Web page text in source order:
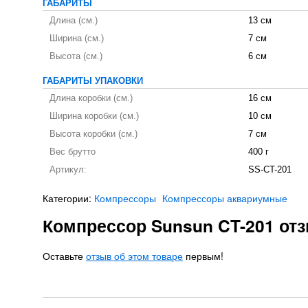
ГАБАРИТЫ
Длина (см.)
13 см
Ширина (см.)
7 см
Высота (см.)
6 см
ГАБАРИТЫ УПАКОВКИ
Длина коробки (см.)
16 см
Ширина коробки (см.)
10 см
Высота коробки (см.)
7 см
Вес брутто
400 г
Артикул:
SS-CT-201
Категории: Компрессоры Компрессоры аквариумные
Компрессор Sunsun CT-201
Оставьте отзыв об этом товаре первым!